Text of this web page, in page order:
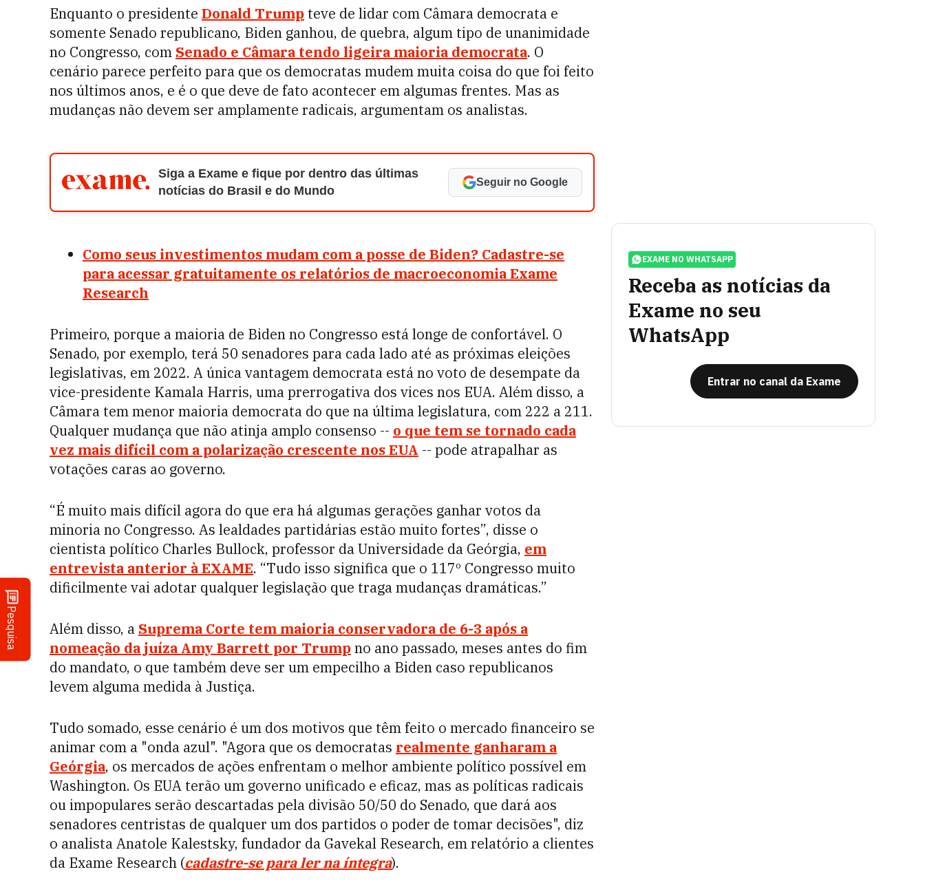
Pesquisa
Enquanto o presidente Donald Trump teve de lidar com Câmara democrata e
somente Senado republicano, Biden ganhou, de quebra, algum tipo de unanimidade
no Congresso, com Senado e Câmara tendo ligeira maioria democrata. O
cenário parece perfeito para que os democratas mudem muita coisa do que foi feito
nos últimos anos, e é o que deve de fato acontecer em algumas frentes. Mas as
mudanças não devem ser amplamente radicais, argumentam os analistas.
Siga a Exame e fique por dentro das últimas
notícias do Brasil e do Mundo
Seguir no Google
Como seus investimentos mudam com a posse de Biden? Cadastre-se
para acessar gratuitamente os relatórios de macroeconomia Exame
Research
Primeiro, porque a maioria de Biden no Congresso está longe de confortável. O
Senado, por exemplo, terá 50 senadores para cada lado até as próximas eleições
legislativas, em 2022. A única vantagem democrata está no voto de desempate da
vice-presidente Kamala Harris, uma prerrogativa dos vices nos EUA. Além disso, a
Câmara tem menor maioria democrata do que na última legislatura, com 222 a 211.
Qualquer mudança que não atinja amplo consenso -- o que tem se tornado cada
vez mais difícil com a polarização crescente nos EUA -- pode atrapalhar as
votações caras ao governo.
“É muito mais difícil agora do que era há algumas gerações ganhar votos da
minoria no Congresso. As lealdades partidárias estão muito fortes”, disse o
cientista político Charles Bullock, professor da Universidade da Geórgia, em
entrevista anterior àEXAME. “Tudo isso significa que o 117º Congresso muito
dificilmente vai adotar qualquer legislação que traga mudanças dramáticas.”
Além disso, a Suprema Corte tem maioria conservadora de 6-3 após a
nomeação da juíza Amy Barrett por Trumpno ano passado, meses antes do fim
do mandato, o que também deve ser um empecilho a Biden caso republicanos
levem alguma medida à Justiça.
Tudo somado, esse cenário é um dos motivos que têm feito o mercado financeiro se
animar com a "onda azul". "Agora que os democratas realmente ganharam a
Geórgia, os mercados de ações enfrentam o melhor ambiente político possível em
Washington. Os EUA terão um governo unificado e eficaz, mas as políticas radicais
ou impopulares serão descartadas pela divisão 50/50 do Senado, que dará aos
senadores centristas de qualquer um dos partidos o poder de tomar decisões", diz
o analista Anatole Kalestsky, fundador da Gavekal Research, em relatório a clientes
da Exame Research (cadastre-se para ler na íntegra).
EXAME NO WHATSAPP
Receba as notícias da
Exame no seu
WhatsApp
Entrar no canal da Exame